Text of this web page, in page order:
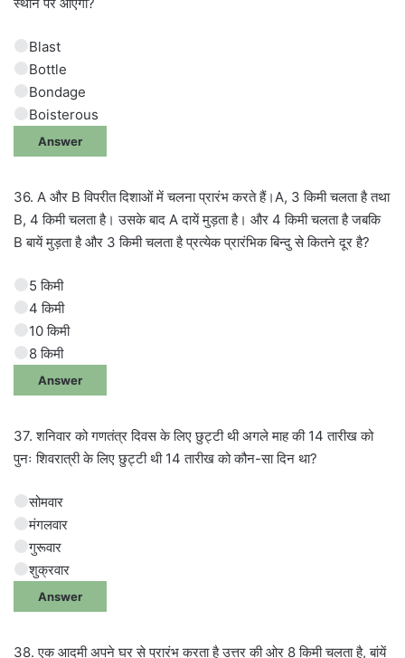
स्थान पर आएगा?
Blast
Bottle
Bondage
Boisterous
Answer
36. A और B विपरीत दिशाओं में चलना प्रारंभ करते हैं।A, 3 किमी चलता है तथा
B, 4 किमी चलता है। उसके बाद A दायें मुड़ता है। और 4 किमी चलता है जबकि
B बायें मुड़ता है और 3 किमी चलता है प्रत्येक प्रारंभिक बिन्दु से कितने दूर है?
5 किमी
4 किमी
10 किमी
8 किमी
Answer
37. शनिवार को गणतंत्र दिवस के लिए छुट्टी थी अगले माह की 14 तारीख को
पुनः शिवरात्री के लिए छुट्टी थी 14 तारीख को कौन-सा दिन था?
सोमवार
मंगलवार
गुरूवार
शुक्रवार
Answer
38. एक आदमी अपने घर से प्रारंभ करता है उत्तर की ओर 8 किमी चलता है, बांयें